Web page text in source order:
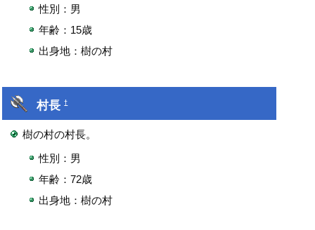
性別：男
年齢：15歳
出身地：樹の村
村長†
樹の村の村長。
性別：男
年齢：72歳
出身地：樹の村